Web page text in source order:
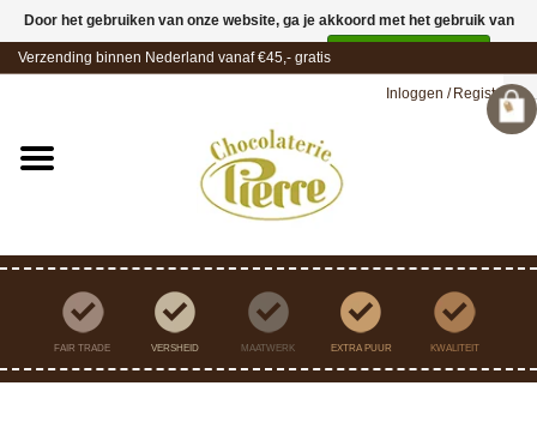
Verzending binnen Nederland vanaf €45,- gratis
Inloggen / Registreren
FAIR TRADE VERSHEID MAATWERK EXTRA PUUR KWALITEIT
Door het gebruiken van onze website, ga je akkoord met het gebruik van
cookies om onze website te verbeteren.
Meer over cookies »